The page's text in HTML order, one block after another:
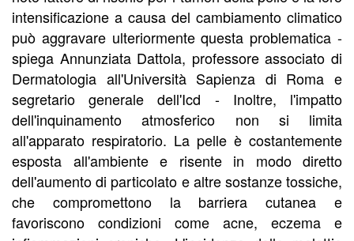
intensificazione a causa del cambiamento climatico
può aggravare ulteriormente questa problematica -
spiega Annunziata Dattola, professore associato di
Dermatologia all'Università Sapienza di Roma e
segretario generale dell'Icd - Inoltre, l'impatto
dell'inquinamento atmosferico non si limita
all'apparato respiratorio. La pelle è costantemente
esposta all'ambiente e risente in modo diretto
dell'aumento di particolato e altre sostanze tossiche,
che compromettono la barriera cutanea e
favoriscono condizioni come acne, eczema e